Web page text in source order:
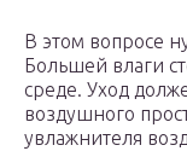
В этом вопросе
Большей влаги
среде. Уход
воздушного
увлажнителя